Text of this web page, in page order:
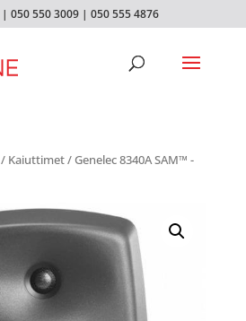
|050 550 3009 |050 555 4876
/ Kaiuttimet/ Genelec 8340A SAM™ -